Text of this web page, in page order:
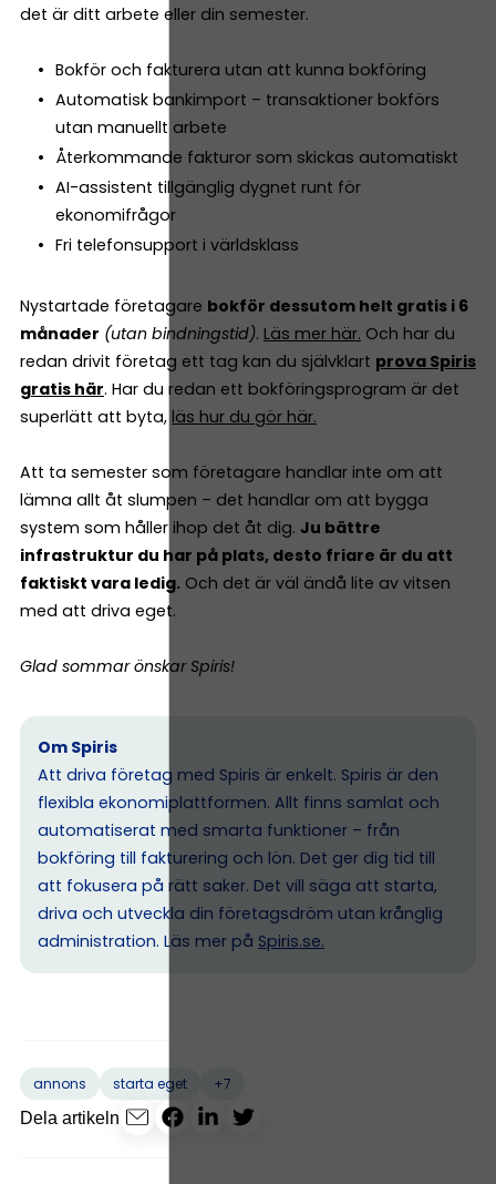
det är ditt arbete eller din semester.
Bokför och fakturera utan att kunna bokföring
Automatisk bankimport – transaktioner bokförs
utan manuellt arbete
Återkommande fakturor som skickas automatiskt
AI-assistent tillgänglig dygnet runt för
ekonomifrågor
Fri telefonsupport i världsklass
Nystartade företagare bokför dessutom helt gratis i 6
månader (utan bindningstid). Läs mer här. Och har du
redan drivit företag ett tag kan du självklart prova Spiris
gratis här. Har du redan ett bokföringsprogram är det
superlätt att byta, läs hur du gör här.
Att ta semester som företagare handlar inte om att
lämna allt åt slumpen – det handlar om att bygga
system som håller ihop det åt dig. Ju bättre
infrastruktur du har på plats, desto friare är du att
faktiskt vara ledig. Och det är väl ändå lite av vitsen
med att driva eget.
Glad sommar önskar Spiris!
Om Spiris
Att driva företag med Spiris är enkelt. Spiris är den
flexibla ekonomiplattformen. Allt finns samlat och
automatiserat med smarta funktioner – från
bokföring till fakturering och lön. Det ger dig tid till
att fokusera på rätt saker. Det vill säga att starta,
driva och utveckla din företagsdröm utan krånglig
administration. Läs mer på Spiris.se.
annons starta eget
+7
Dela artikeln